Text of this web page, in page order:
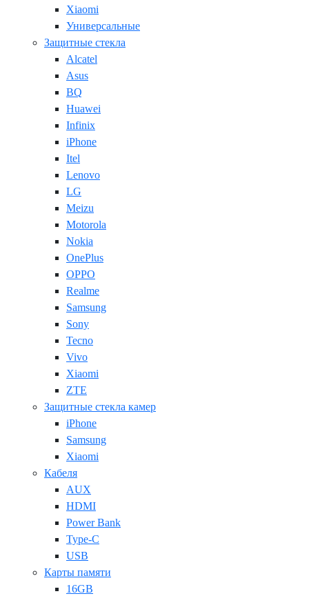
Xiaomi
Универсальные
Защитные стекла
Alcatel
Asus
BQ
Huawei
Infinix
iPhone
Itel
Lenovo
LG
Meizu
Motorola
Nokia
OnePlus
OPPO
Realme
Samsung
Sony
Tecno
Vivo
Xiaomi
ZTE
Защитные стекла камер
iPhone
Samsung
Xiaomi
Кабеля
AUX
HDMI
Power Bank
Type-C
USB
Карты памяти
16GB